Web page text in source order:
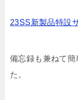
23SS新製品特設
備忘録も兼ねて簡
た。